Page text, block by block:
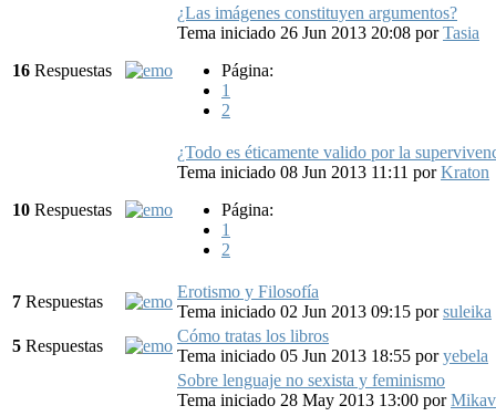
16 Respuestas
¿Las imágenes constituyen argumentos?
Tema iniciado 26 Jun 2013 20:08 porTasia
Página:
1
2
10 Respuestas
¿Todo es éticamente valido por la
Tema iniciado 08 Jun 2013 11:11 porKraton
Página:
1
2
7 Respuestas
Erotismo y Filosofía
Tema iniciado 02 Jun 2013 09:15 porsuleika
5 Respuestas
Cómo tratas los libros
Tema iniciado 05 Jun 2013 18:55 poryebela
Sobre lenguaje no sexista y feminismo
Tema iniciado 28 May 2013 13:00 por